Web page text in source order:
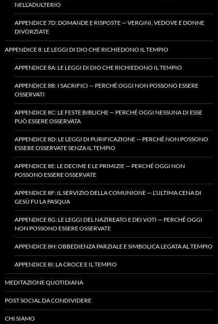
NELL’ADULTERIO
APPENDICE 7D: DOMANDE E RISPOSTE — VERGINI, VEDOVE E DONNE
DIVORZIATE
APPENDICE 8: LE LEGGI DI DIO CHE RICHIEDONO IL TEMPIO
APPENDICE 8A: LE LEGGI DI DIO CHE RICHIEDONO IL TEMPIO
APPENDICE 8B: I SACRIFICI — PERCHÉ OGGI NON POSSONO ESSERE
OSSERVATI
APPENDICE 8C: LE FESTE BIBLICHE — PERCHÉ OGGI NESSUNA DI ESSE
PUÒ ESSERE OSSERVATA
APPENDICE 8D: LE LEGGI DI PURIFICAZIONE — PERCHÉ NON POSSONO
ESSERE OSSERVATE SENZA IL TEMPIO
APPENDICE 8E: LE DECIME E LE PRIMIZIE — PERCHÉ OGGI NON
POSSONO ESSERE OSSERVATE
APPENDICE 8F: IL SERVIZIO DELLA COMUNIONE — L’ULTIMA CENA DI
GESÙ FU LA PASQUA
APPENDICE 8G: LE LEGGI DEL NAZIREATO E DEI VOTI — PERCHÉ OGGI
NON POSSONO ESSERE OSSERVATE
APPENDICE 8H: OBBEDIENZA PARZIALE E SIMBOLICA LEGATA AL TEMPIO
APPENDICE 8I: LA CROCE E IL TEMPIO
MEDITAZIONE QUOTIDIANA
POST SOCIAL DA CONDIVIDERE
CHI SIAMO